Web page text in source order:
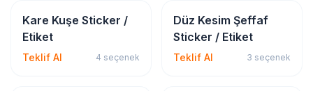
Sticker & Etiket
Kare Kuşe Sticker /
Etiket
Teklif Al 4 seçenek
Sticker & Etiket
Düz Kesim Şeffaf
Sticker / Etiket
Teklif Al 3 seçenek